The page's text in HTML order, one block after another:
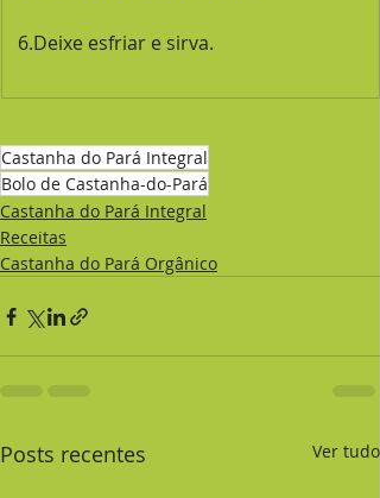
6.Deixe esfriar e sirva.
Castanha do Pará Integral
Bolo de Castanha-do-Pará
Castanha do Pará Integral
Receitas
Castanha do Pará Orgânico
Posts recentes Ver tudo